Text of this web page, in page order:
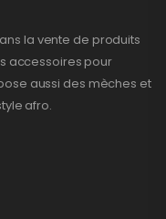
la vente de produits
accessoires pour
aussi des mèches et
afro.